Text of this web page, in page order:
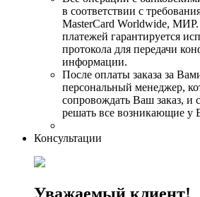
в соответствии с
MasterCard Worldwide, МИР.
платежей гарантируется
протокола для передачи
информации.
После оплаты заказа за
персональный менеджер,
сопровождать Ваш заказ,
решать все возникающие у
Консультации